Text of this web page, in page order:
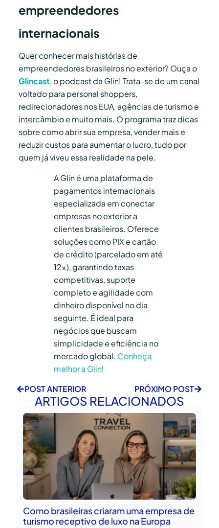
empreendedores
internacionais
Quer conhecer mais histórias de
empreendedores brasileiros no exterior? Ouça o
Glincast, o podcast da Glin! Trata-se de um canal
voltado para personal shoppers,
redirecionadores nos EUA, agências de turismo e
intercâmbio e muito mais. O programa traz dicas
sobre como abrir sua empresa, vender mais e
reduzir custos para aumentar o lucro, tudo por
quem já viveu essa realidade na pele.
A Glin é uma plataforma de
pagamentos internacionais
especializada em conectar
empresas no exterior a
clientes brasileiros. Oferece
soluções como PIX e cartão
de crédito (parcelado em até
12x), garantindo taxas
competitivas, suporte
completo e agilidade com
dinheiro disponível no dia
seguinte. É ideal para
negócios que buscam
simplicidade e eficiência no
mercado global. Conheça
melhor a Glin!
POST ANTERIOR
PRÓXIMO POST
ARTIGOS RELACIONADOS
Como brasileiras criaram uma empresa de
turismo receptivo de luxo na Europa